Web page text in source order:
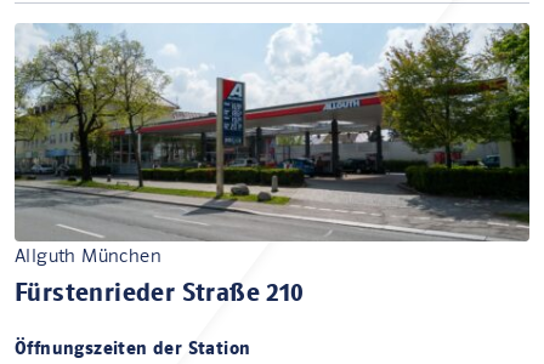
Allguth München
Fürstenrieder Straße 210
Öffnungszeiten der Station